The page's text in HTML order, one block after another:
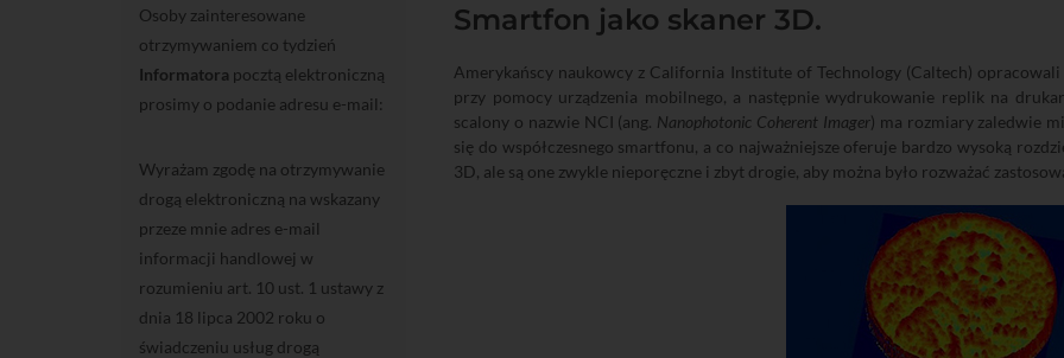
Smartfon jako skaner 3D.
Amerykańscy naukowcy z California Institute of Technology (Caltech)
przy pomocy urządzenia mobilnego, a następnie wydrukowanie replik na
scalony o nazwie NCI (ang. Nanophotonic Coherent Imager) ma rozmiary zaledwie
się do współczesnego smartfonu, a co najważniejsze oferuje bardzo wysoką
3D, ale są one zwykle nieporęczne i zbyt drogie, aby można było rozważać
Osoby zainteresowane
otrzymywaniem co tydzień
Informatora pocztą elektroniczną
prosimy o podanie adresu e-mail:
Wyrażam zgodę na otrzymywanie
drogą elektroniczną na wskazany
przeze mnie adres e-mail
informacji handlowej w
rozumieniu art. 10 ust. 1 ustawy z
dnia 18 lipca 2002 roku o
świadczeniu usług drogą